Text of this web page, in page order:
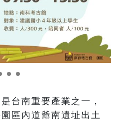
台南重要產業之一，
區內道爺南遺址出土